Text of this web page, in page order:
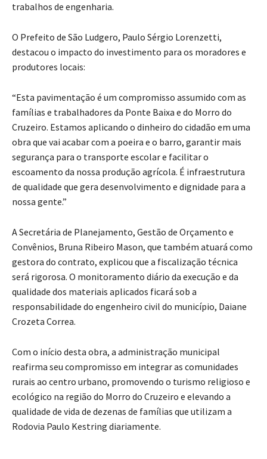
trabalhos de engenharia.
O Prefeito de São Ludgero, Paulo Sérgio Lorenzetti,
destacou o impacto do investimento para os moradores e
produtores locais:
“Esta pavimentação é um compromisso assumido com as
famílias e trabalhadores da Ponte Baixa e do Morro do
Cruzeiro. Estamos aplicando o dinheiro do cidadão em uma
obra que vai acabar com a poeira e o barro, garantir mais
segurança para o transporte escolar e facilitar o
escoamento da nossa produção agrícola. É infraestrutura
de qualidade que gera desenvolvimento e dignidade para a
nossa gente.”
A Secretária de Planejamento, Gestão de Orçamento e
Convênios, Bruna Ribeiro Mason, que também atuará como
gestora do contrato, explicou que a fiscalização técnica
será rigorosa. O monitoramento diário da execução e da
qualidade dos materiais aplicados ficará sob a
responsabilidade do engenheiro civil do município, Daiane
Crozeta Correa.
Com o início desta obra, a administração municipal
reafirma seu compromisso em integrar as comunidades
rurais ao centro urbano, promovendo o turismo religioso e
ecológico na região do Morro do Cruzeiro e elevando a
qualidade de vida de dezenas de famílias que utilizam a
Rodovia Paulo Kestring diariamente.